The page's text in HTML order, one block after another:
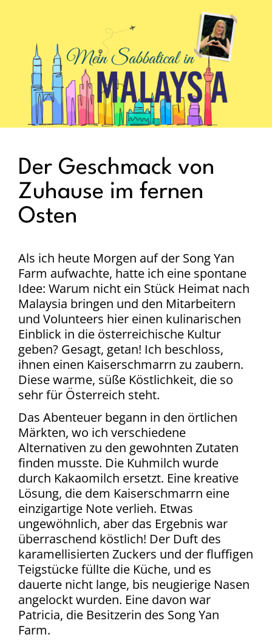
.
Der Geschmack von
Zuhause im fernen
Osten
Als ich heute Morgen auf der Song Yan
Farm aufwachte, hatte ich eine spontane
Idee: Warum nicht ein Stück Heimat nach
Malaysia bringen und den Mitarbeitern
und Volunteers hier einen kulinarischen
Einblick in die österreichische Kultur
geben? Gesagt, getan! Ich beschloss,
ihnen einen Kaiserschmarrn zu zaubern.
Diese warme, süße Köstlichkeit, die so
sehr für Österreich steht.
Das Abenteuer begann in den örtlichen
Märkten, wo ich verschiedene
Alternativen zu den gewohnten Zutaten
finden musste. Die Kuhmilch wurde
durch Kakaomilch ersetzt. Eine kreative
Lösung, die dem Kaiserschmarrn eine
einzigartige Note verlieh. Etwas
ungewöhnlich, aber das Ergebnis war
überraschend köstlich! Der Duft des
karamellisierten Zuckers und der fluffigen
Teigstücke füllte die Küche, und es
dauerte nicht lange, bis neugierige Nasen
angelockt wurden. Eine davon war
Patricia, die Besitzerin des Song Yan
Farm.